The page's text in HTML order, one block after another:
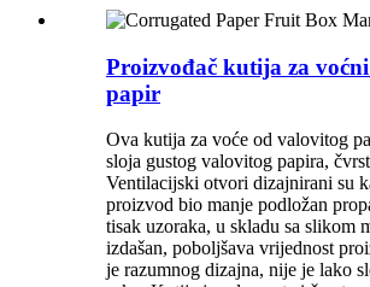
Proizvođač kutija za
papir
Ova kutija za voće od valovitog
sloja gustog valovitog papira,
Ventilacijski otvori dizajnirani su
proizvod bio manje podložan
tisak uzoraka, u skladu sa slikom
izdašan, poboljšava vrijednost
je razumnog dizajna, nije je lako